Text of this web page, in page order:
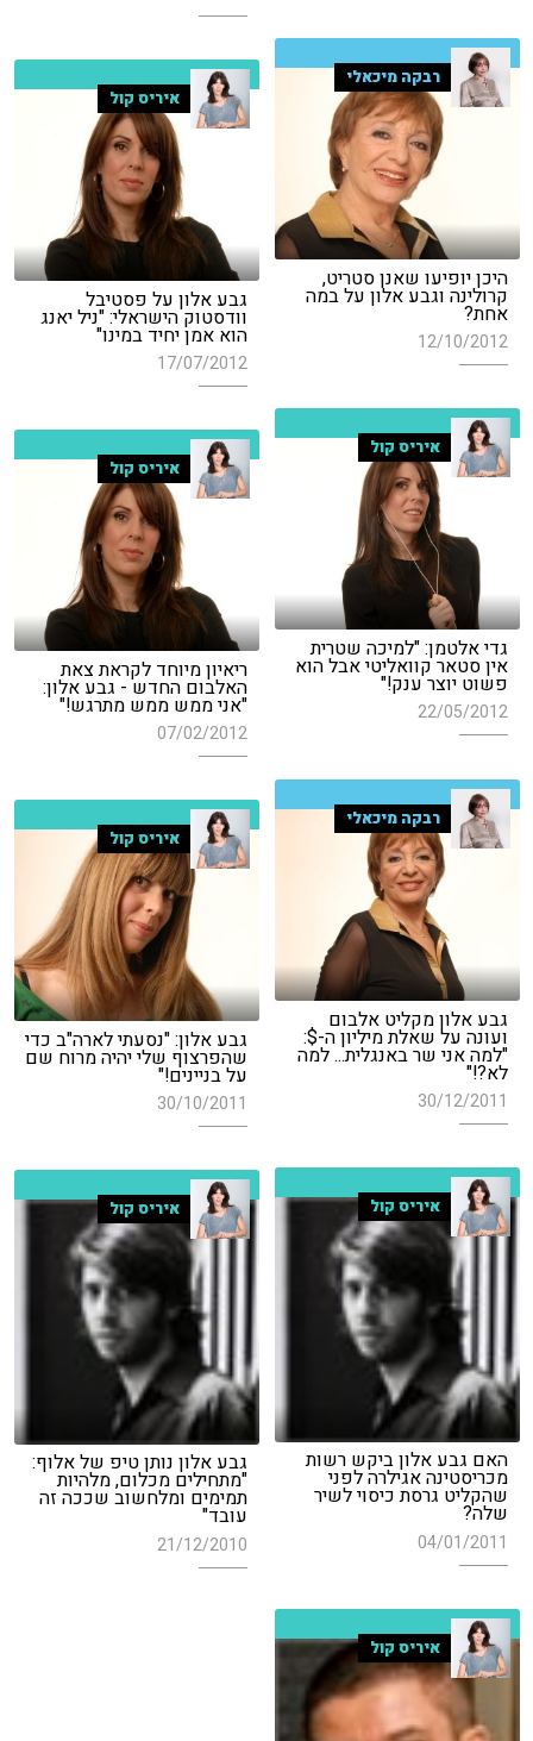
רבקה מיכאלי
היכן יופיעו שאנן סטריט,
קרולינה וגבע אלון על במה
אחת?
12/10/2012
איריס קול
גבע אלון על פסטיבל
וודסטוק הישראלי: "ניל יאנג
הוא אמן יחיד במינו"
17/07/2012
איריס קול
גדי אלטמן: "למיכה שטרית
אין סטאר קוואליטי אבל הוא
פשוט יוצר ענק!"
22/05/2012
איריס קול
ריאיון מיוחד לקראת צאת
האלבום החדש - גבע אלון:
"אני ממש ממש מתרגש!"
07/02/2012
רבקה מיכאלי
גבע אלון מקליט אלבום
ועונה על שאלת מיליון ה-$:
"למה אני שר באנגלית... למה
לא?!"
30/12/2011
איריס קול
גבע אלון: "נסעתי לארה"ב כדי
שהפרצוף שלי יהיה מרוח שם
על בניינים!"
30/10/2011
איריס קול
האם גבע אלון ביקש רשות
מכריסטינה אגילרה לפני
שהקליט גרסת כיסוי לשיר
שלה?
04/01/2011
איריס קול
גבע אלון נותן טיפ של אלוף:
"מתחילים מכלום, מלהיות
תמימים ומלחשוב שככה זה
עובד"
21/12/2010
איריס קול